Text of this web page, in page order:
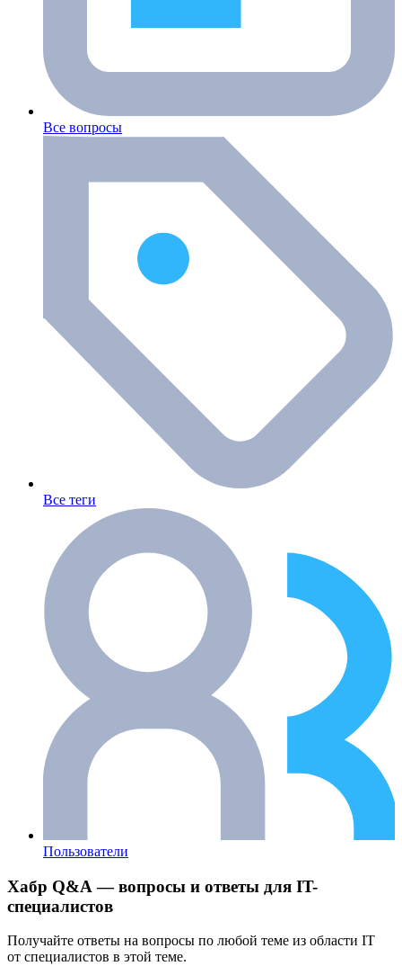
Все вопросы
Все теги
Пользователи
Хабр Q&A — вопросы и ответы для IT-
специалистов
Получайте ответы на вопросы по любой теме из области IT
от специалистов в этой теме.